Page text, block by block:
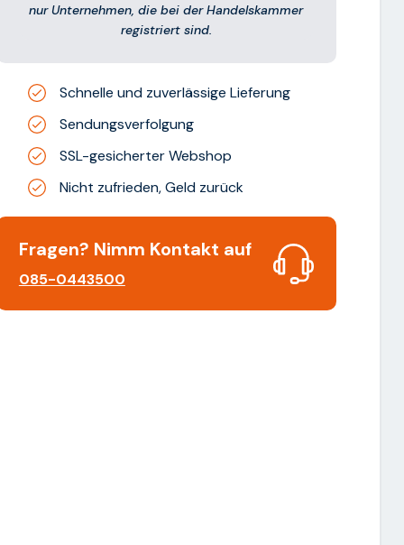
nur Unternehmen, die bei der Handelskammer
registriert sind.
Schnelle und zuverlässige Lieferung
Sendungsverfolgung
SSL-gesicherter Webshop
Nicht zufrieden, Geld zurück
Fragen? Nimm Kontakt auf
085-0443500